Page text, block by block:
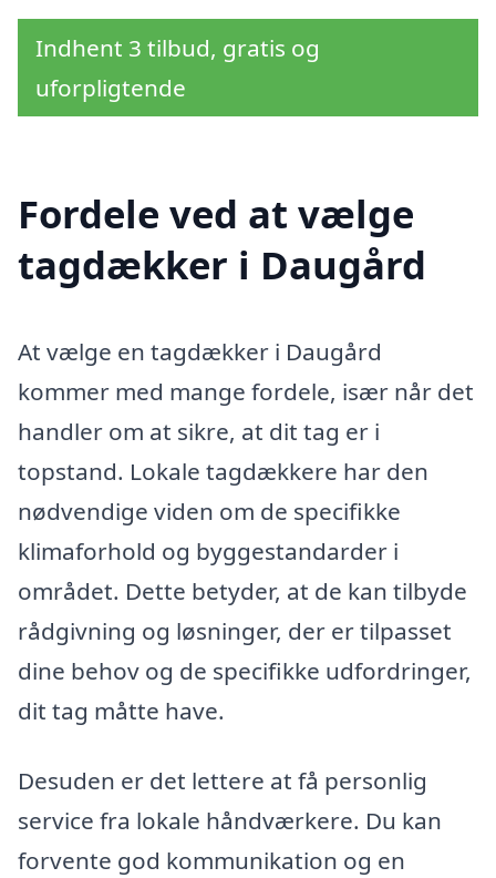
Indhent 3 tilbud, gratis og
uforpligtende
Fordele ved at vælge
tagdækker i Daugård
At vælge en tagdækker i Daugård
kommer med mange fordele, især når det
handler om at sikre, at dit tag er i
topstand. Lokale tagdækkere har den
nødvendige viden om de specifikke
klimaforhold og byggestandarder i
området. Dette betyder, at de kan tilbyde
rådgivning og løsninger, der er tilpasset
dine behov og de specifikke udfordringer,
dit tag måtte have.
Desuden er det lettere at få personlig
service fra lokale håndværkere. Du kan
forvente god kommunikation og en